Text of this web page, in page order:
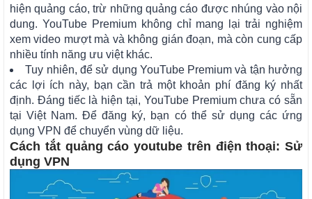
hiện quảng cáo, trừ những quảng cáo được nhúng vào nội
dung. YouTube Premium không chỉ mang lại trải nghiệm
xem video mượt mà và không gián đoạn, mà còn cung cấp
nhiều tính năng ưu việt khác.
Tuy nhiên, để sử dụng YouTube Premium và tận hưởng
các lợi ích này, bạn cần trả một khoản phí đăng ký nhất
định. Đáng tiếc là hiện tại, YouTube Premium chưa có sẵn
tại Việt Nam. Để đăng ký, bạn có thể sử dụng các ứng
dụng VPN để chuyển vùng dữ liệu.
Cách tắt quảng cáo youtube trên điện thoại: Sử
dụng VPN